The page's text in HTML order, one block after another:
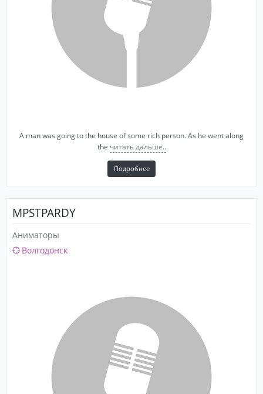
A man was going to the house of some rich person. As he went along
the читать дальше..
Подробнее
MPSTPARDY
Аниматоры
Волгодонск